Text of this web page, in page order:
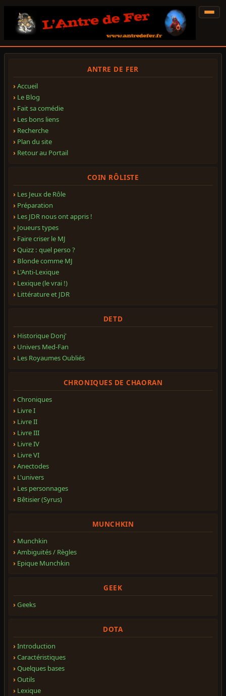
ANTRE DE FER
Accueil
Le Blog
Fait sa comédie
Les bons liens
Recherche
Plan du site
Retour au Portail
COIN RÔLISTE
Les Jeux de Rôle
Préparation
Les JDR nous ont appris !
Joueurs types
Faire criser le MJ
Quizz : quel perso ?
Blonde comme MJ
L'Anti-Lexique
Lexique (le vrai !)
Littérature et JDR
DETD
Historique Donj'
Univers Med-Fan
Les Royaumes Oubliés
CHRONIQUES DE CHAORAN
Chroniques
Livre I
Livre II
Livre III
Livre IV
Livre VI
Anectodes
L'univers
Les personnages
Bêtisier (Syrus)
MUNCHKIN
Munchkin
Ambiguités / Règles
Epique Munchkin
GEEK
Geeks
DOTA
Introduction
Caractéristiques
Quelques bases
Outils
Lexique